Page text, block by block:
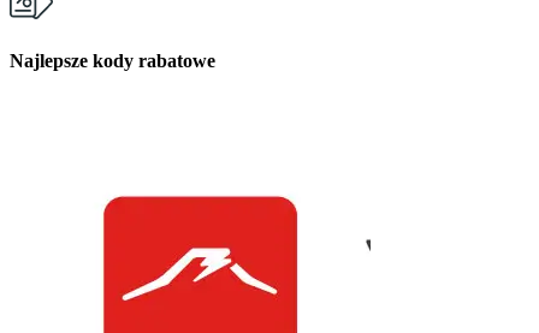
Najlepsze kody rabatowe